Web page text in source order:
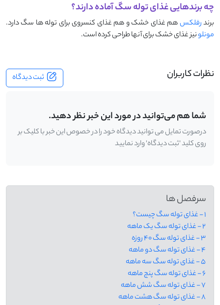
چه برندهایی غذای توله سگ آماده دارند؟
برندرفلکسهم غذای خشک و هم غذای کنسروی برای توله ها سگ دارد.
مونلونیز غذای خشک برای آنها طراحی کرده است.
نظرات کاربران ثبت دیدگاه
شما هم می‌توانید در مورد این خبر نظر دهید.
درصورت تمایل می توانید دیدگاه خود را در خصوص این خبر با کلیک بر
روی کلید 'ثبت دیدگاه' وارد نمایید
سرفصل ها
1 - غذای توله سگ چیست؟
2 - غذای توله سگ یک ماهه
3 - غذای توله سگ 40 روزه
4 - غذای توله سگ دو ماهه
5 - غذای توله سگ سه ماهه
6 - غذای توله سگ پنج ماهه
7 - غذای توله سگ شش ماهه
8 - غذای توله سگ هشت ماهه